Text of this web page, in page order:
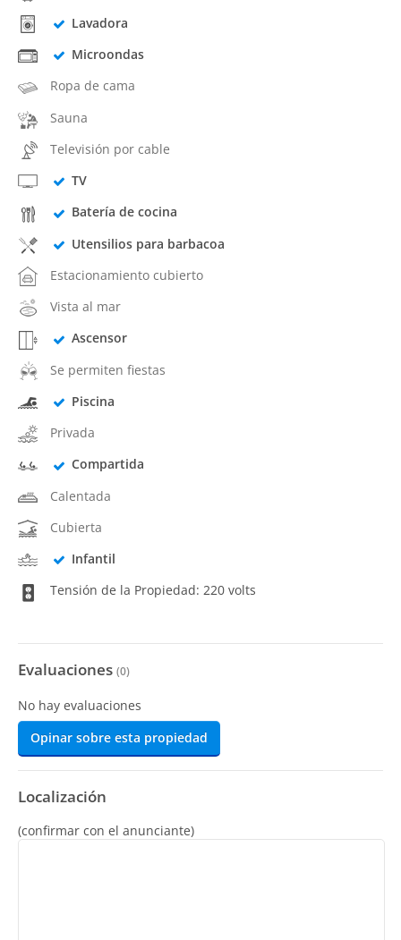
Lavadora
Microondas
Ropa de cama
Sauna
Televisión por cable
TV
Batería de cocina
Utensilios para barbacoa
Estacionamiento cubierto
Vista al mar
Ascensor
Se permiten fiestas
Piscina
Privada
Compartida
Calentada
Cubierta
Infantil
Tensión de la Propiedad: 220 volts
Evaluaciones (0)
No hay evaluaciones
Opinar sobre esta propiedad
Localización
(confirmar con el anunciante)